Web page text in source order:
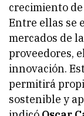
crecimiento
Entre ellas se
mercados de
proveedores,
innovación.
permitirá
sostenible y